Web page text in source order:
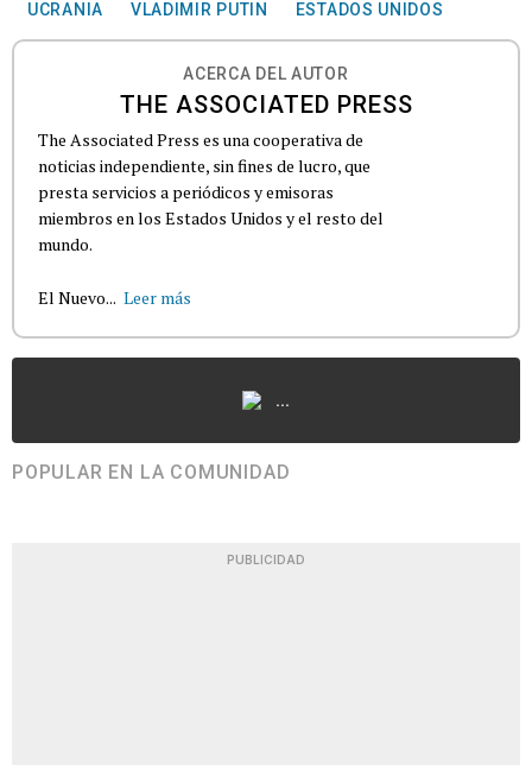
UCRANIA
VLADIMIR PUTIN ESTADOS UNIDOS
ACERCA DEL AUTOR
THE ASSOCIATED PRESS
The Associated Press es una cooperativa de
noticias independiente, sin fines de lucro, que
presta servicios a periódicos y emisoras
miembros en los Estados Unidos y el resto del
mundo.
El Nuevo... Leer más
...
POPULAR EN LA COMUNIDAD
PUBLICIDAD